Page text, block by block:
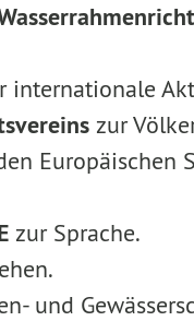
internationale
zur
Europäischen
zur Sprache.
und